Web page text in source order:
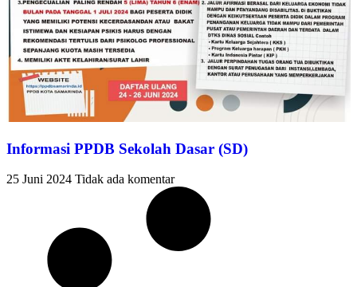
Informasi PPDB Sekolah Dasar (SD)
25 Juni 2024 Tidak ada komentar